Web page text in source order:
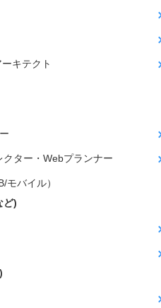
キテクト
ター・Webプランナー
バイル）
ど)